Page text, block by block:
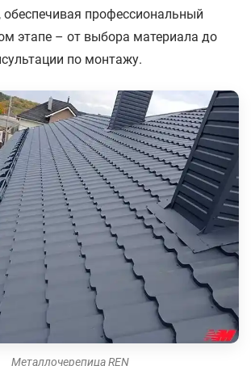
обеспечивая профессиональный
этапе – от выбора материала до
по монтажу.
Металлочерепица REN